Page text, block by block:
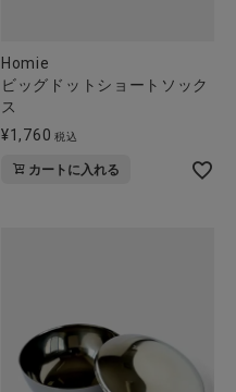
Homie
ビッグドットショートソック
ス
¥1,760 税込
カートに入れる